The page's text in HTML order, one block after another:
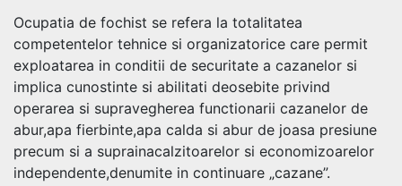
Ocupatia de fochist se refera la totalitatea
competentelor tehnice si organizatorice care permit
exploatarea in conditii de securitate a cazanelor si
implica cunostinte si abilitati deosebite privind
operarea si supravegherea functionarii cazanelor de
abur,apa fierbinte,apa calda si abur de joasa presiune
precum si a suprainacalzitoarelor si economizoarelor
independente,denumite in continuare „cazane”.